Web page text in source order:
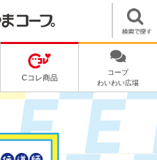
Cコレ商品
コープ
わいわい広場